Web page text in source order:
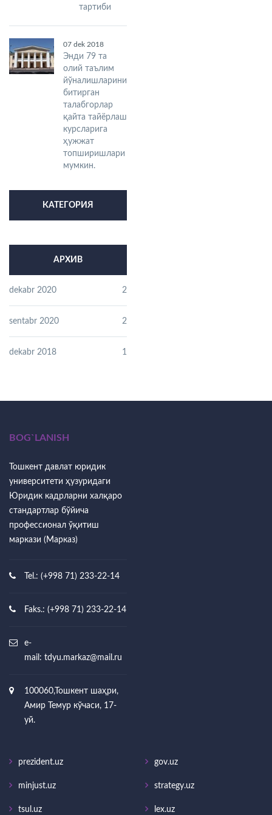
тартиби
07 dek 2018
Энди 79 та
олий таълим
йўналишларини
битирган
талабгорлар
қайта тайёрлаш
курсларига
ҳужжат
топширишлари
мумкин.
КАТЕГОРИЯ
АРХИВ
dekabr 2020 2
sentabr 2020 2
dekabr 2018 1
BOG`LANISH
Тошкент давлат юридик
университети ҳузуридаги
Юридик кадрларни халқаро
стандартлар бўйича
профессионал ўқитиш
маркази (Марказ)
Tel.: (+998 71) 233-22-14
Faks.: (+998 71) 233-22-14
e-
mail: tdyu.markaz@mail.ru
100060,Тошкент шаҳри,
Амир Темур кўчаси, 17-
уй.
prezident.uz gov.uz
minjust.uz strategy.uz
tsul.uz lex.uz